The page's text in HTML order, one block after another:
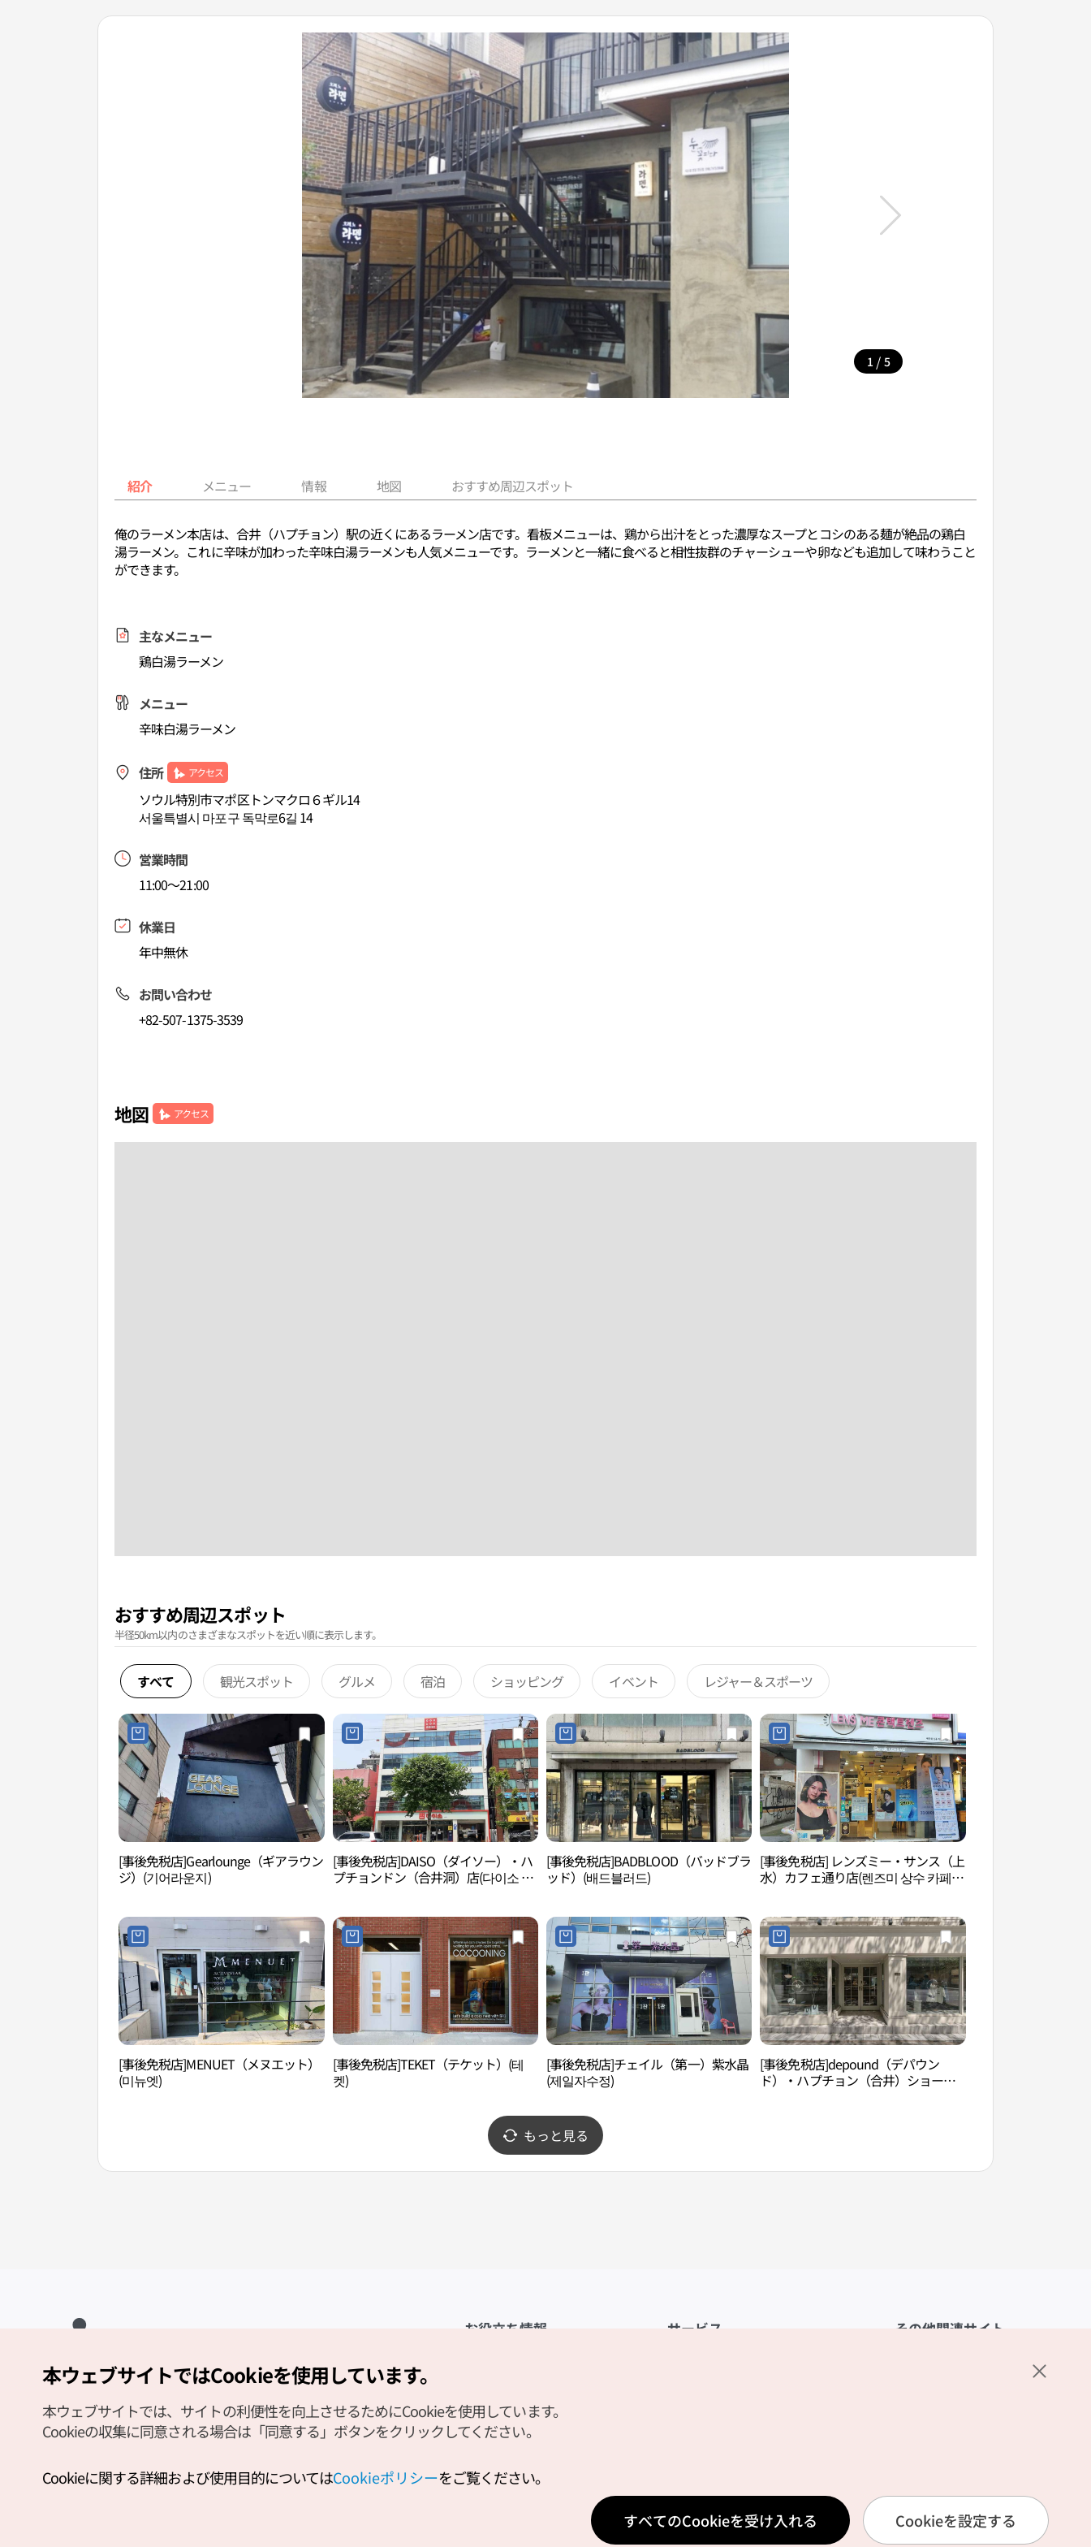
1 / 5
紹介 メニュー 情報 地図 おすすめ周辺スポット
俺のラーメン本店は、合井（ハプチョン）駅の近くにあるラーメン店です。看板メニューは、鶏から出汁をとった濃厚なスープとコシのある麺が絶品の鶏白
湯ラーメン。これに辛味が加わった辛味白湯ラーメンも人気メニューです。ラーメンと一緒に食べると相性抜群のチャーシューや卵なども追加して味わうこと
ができます。
主なメニュー
鶏白湯ラーメン
メニュー
辛味白湯ラーメン
住所 アクセス
ソウル特別市マポ区トンマクロ６ギル14
서울특별시 마포구 독막로6길 14
営業時間
11:00～21:00
休業日
年中無休
お問い合わせ
+82-507-1375-3539
地図 アクセス
おすすめ周辺スポット
半径50km以内のさまざまなスポットを近い順に表示します。
すべて 観光スポット グルメ 宿泊 ショッピング イベント レジャー＆スポーツ
[事後免税店]Gearlounge（ギアラウン
ジ）(기어라운지)
[事後免税店]DAISO（ダイソー）・ハ
プチョンドン（合井洞）店(다이소 합
[事後免税店]BADBLOOD（バッドブラ
ッド）(배드블러드)
[事後免税店] レンズミー・サンス（上
水）カフェ通り店(렌즈미 상수 카페거
[事後免税店]MENUET（メヌエット）
(미뉴엣)
[事後免税店]TEKET（テケット）(테
켓)
[事後免税店]チェイル（第一）紫水晶
(제일자수정)
[事後免税店]depound（デパウン
ド）・ハプチョン（合井）ショール
もっと見る
お役立ち情報
観光資料ダウンロード
デジタルブック／電子書籍
Odii
サービス
位置情報サービス利用規約
個人位置情報取扱いポリシー
その他関連サイト
Copyright (c) Korea Tourism Organization All Rights Reserved.
サイトエラー報告
公式メール
本ウェブサイトではCookieを使用しています。
本ウェブサイトでは、サイトの利便性を向上させるためにCookieを使用しています。
Cookieの収集に同意される場合は「同意する」ボタンをクリックしてください。
Cookieに関する詳細および使用目的についてはCookieポリシーをご覧ください。
すべてのCookieを受け入れる Cookieを設定する